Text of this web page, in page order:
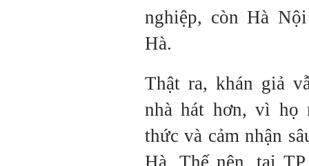
nghiệp, còn Hà
Hà.
Thật ra, khán giả
nhà hát hơn, vì họ
thức và cảm nhận
Hà. Thế nên, tại